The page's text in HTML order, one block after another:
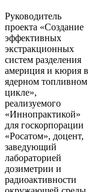
Руководитель
проекта «Создание
эффективных
экстракционных
систем разделения
америция и кюрия в
ядерном топливном
цикле»,
реализуемого
«Иннопрактикой»
для госкорпорации
«Росатом», доцент,
заведующий
лабораторией
дозиметрии и
радиоактивности